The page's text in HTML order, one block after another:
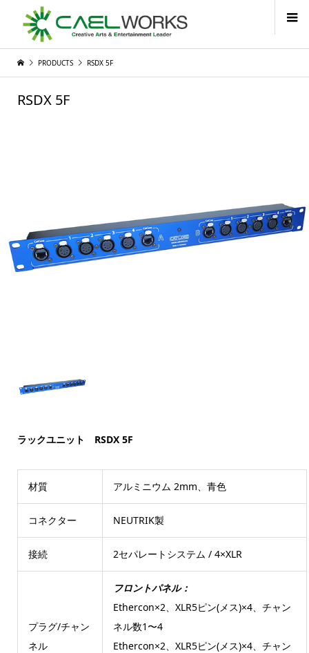
PRODUCTS RSDX 5F
RSDX 5F
ラックユニット RSDX 5F
材質 アルミニウム 2mm、青色
コネクター NEUTRIK製
接続 2セパレートシステム / 4×XLR
プラグ/チャン
ネル
フロントパネル：
Ethercon×2、XLR5ピン(メス)×4、チャン
ネル数1〜4
Ethercon×2、XLR5ピン(メス)×4、チャン